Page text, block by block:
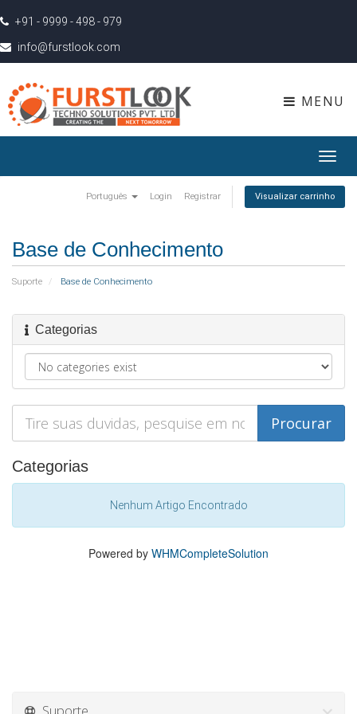
+91 - 9999 - 498 - 979
info@furstlook.com
MENU
Português Login Registrar Visualizar carrinho
Base de Conhecimento
Suporte Base de Conhecimento
Categorias
Categorias
Nenhum Artigo Encontrado
Powered by WHMCompleteSolution
Suporte